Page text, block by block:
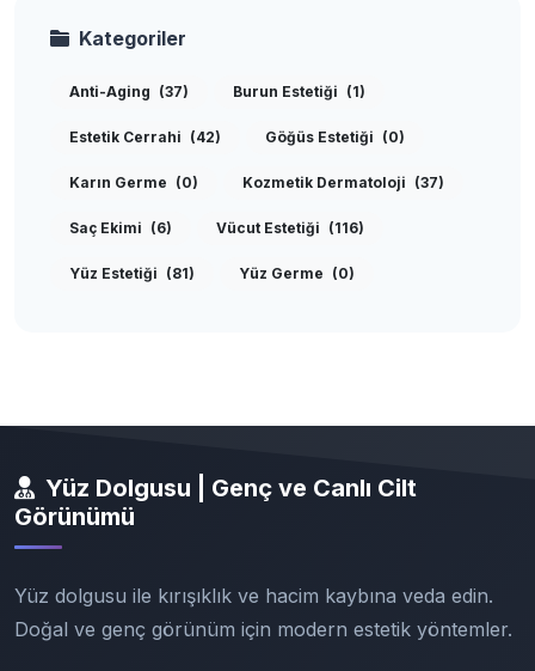
Kategoriler
Anti-Aging (37) Burun Estetiği (1)
Estetik Cerrahi (42) Göğüs Estetiği (0)
Karın Germe (0) Kozmetik Dermatoloji (37)
Saç Ekimi (6) Vücut Estetiği (116)
Yüz Estetiği (81) Yüz Germe (0)
Yüz Dolgusu | Genç ve Canlı Cilt
Görünümü
Yüz dolgusu ile kırışıklık ve hacim kaybına veda edin.
Doğal ve genç görünüm için modern estetik yöntemler.